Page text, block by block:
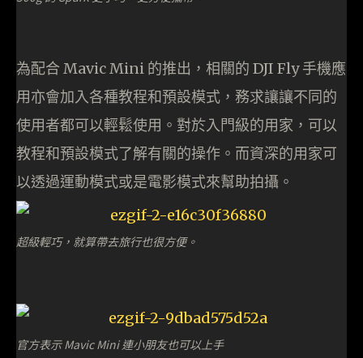
為配合 Mavic Mini 的推出，相關的 DJI Fly 手機應
用亦會加入各種教程和預設模式，務求讓讓不同的
使用者都可以輕鬆使用。對於入門級的用家，可以
教程和預設模式了解有關的操作。而資深的用家可
以透過運動模式或是電影模式來幫助拍攝。
超級輕巧，就算帶去旅行也很方便。
官方表示 Mavic Mini 連小朋友也可以上手